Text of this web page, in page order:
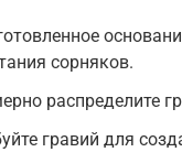
сорняков.
распределите
гравий для